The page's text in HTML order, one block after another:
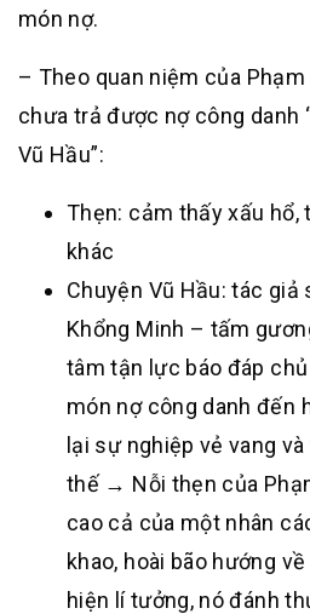
món nợ.
– Theo quan niệm của Phạm
chưa trả được nợ công danh
Vũ Hầu”:
Thẹn: cảm thấy xấu hổ,
khác
Chuyện Vũ Hầu: tác giả
Khổng Minh – tấm
tâm tận lực báo đáp
món nợ công danh đến
lại sự nghiệp vẻ vang
thế → Nỗi thẹn của
cao cả của một nhân
khao, hoài bão hướng
hiện lí tưởng, nó đánh